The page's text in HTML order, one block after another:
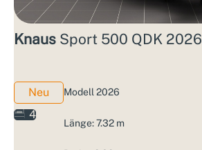
Knaus Sport 500 QDK 2026
Neu
4
Modell 2026
Länge: 7.32 m